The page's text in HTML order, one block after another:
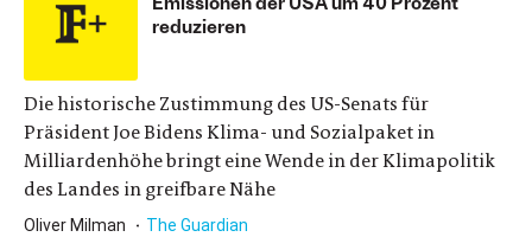
reduzieren
Die historische Zustimmung des US-Senats für
Präsident Joe Bidens Klima- und Sozialpaket in
Milliardenhöhe bringt eine Wende in der Klimapolitik
des Landes in greifbare Nähe
Oliver Milman The Guardian